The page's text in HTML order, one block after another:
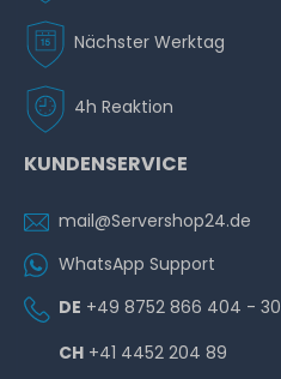
Nächster Werktag
4h Reaktion
KUNDENSERVICE
mail@Servershop24.de
WhatsApp Support
DE +49 8752 866 404 - 30
CH +41 4452 204 89